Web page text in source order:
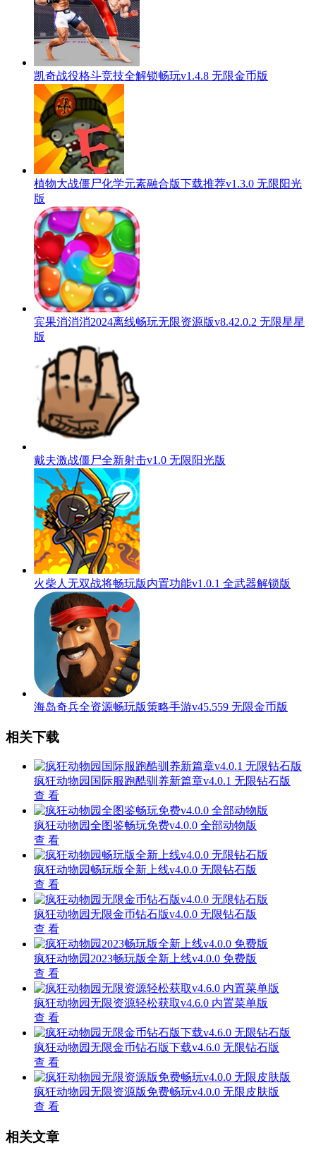
凯奇战役格斗竞技全解锁畅玩v1.4.8 无限金币版
植物大战僵尸化学元素融合版下载推荐v1.3.0 无限阳光
版
宾果消消消2024离线畅玩无限资源版v8.42.0.2 无限星星
版
戴夫激战僵尸全新射击v1.0 无限阳光版
火柴人无双战将畅玩版内置功能v1.0.1 全武器解锁版
海岛奇兵全资源畅玩版策略手游v45.559 无限金币版
相关下载
疯狂动物园国际服跑酷驯养新篇章v4.0.1 无限钻石版
查 看
疯狂动物园全图鉴畅玩免费v4.0.0 全部动物版
查 看
疯狂动物园畅玩版全新上线v4.0.0 无限钻石版
查 看
疯狂动物园无限金币钻石版v4.0.0 无限钻石版
查 看
疯狂动物园2023畅玩版全新上线v4.0.0 免费版
查 看
疯狂动物园无限资源轻松获取v4.6.0 内置菜单版
查 看
疯狂动物园无限金币钻石版下载v4.6.0 无限钻石版
查 看
疯狂动物园无限资源版免费畅玩v4.0.0 无限皮肤版
查 看
相关文章